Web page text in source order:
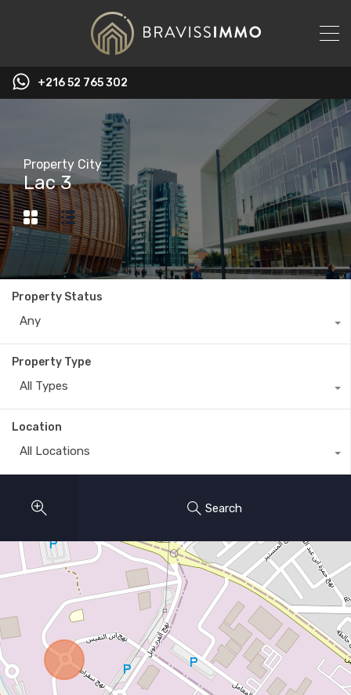
‭+216 52 765 302‬
Property City
Lac 3
Property Status
Any
Property Type
All Types
Location
All Locations
Search